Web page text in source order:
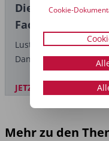
Dieser Artikel
Fachmagazin
Lust in Ruhe
Dann hol dir jetzt die
JETZT BESTELLEN
Mehr zu den
Cookie-